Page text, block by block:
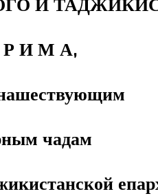
И
И М А,
чадам